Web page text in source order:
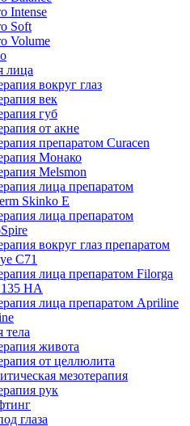
Intense
Soft
Volume
лица
вокруг глаз
век
губ
от акне
препаратом Curacen
Монако
Melsmon
лица препаратом
Skinko E
лица препаратом
вокруг глаз препаратом
С71
лица препаратом Filorga
HA
лица препаратом Apriline
тела
живота
от целлюлита
мезотерапия
рук
глаза